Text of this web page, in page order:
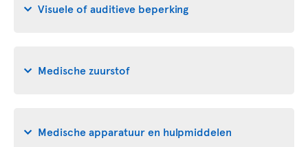
Visuele of auditieve beperking
Medische zuurstof
Medische apparatuur en hulpmiddelen